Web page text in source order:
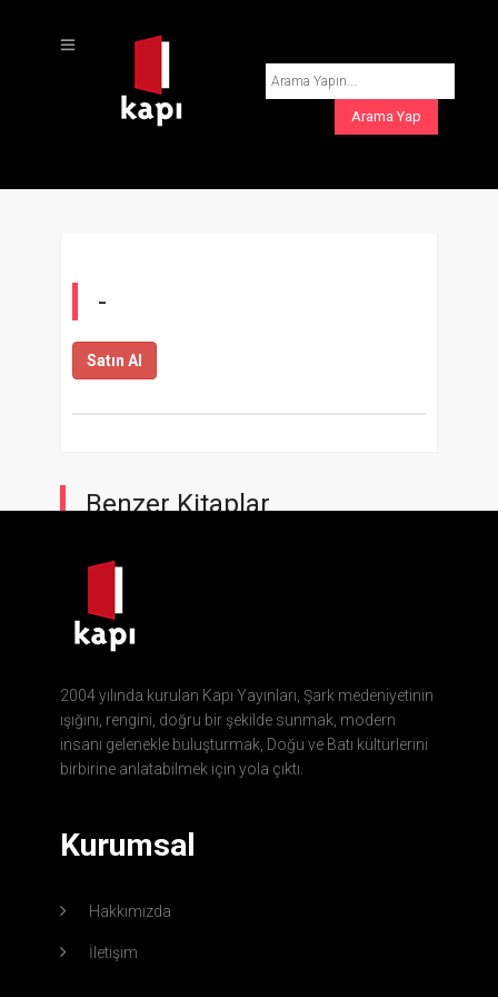
-
Satın Al
Benzer Kitaplar
2004 yılında kurulan Kapı Yayınları, Şark medeniyetinin
ışığını, rengini, doğru bir şekilde sunmak, modern
insanı gelenekle buluşturmak, Doğu ve Batı kültürlerini
birbirine anlatabilmek için yola çıktı.
Kurumsal
Hakkımızda
İletişim